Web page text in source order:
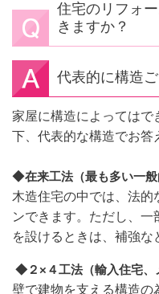
住宅のリフォ
きますか？
代表的に構造
家屋に構造によってはで
下、代表的な構造でお答
◆在来工法（最も多い一般
木造住宅の中では、法的
ンできます。ただし、
を設けるときは、補強な
◆２×４工法（輸入住宅、
壁で建物を支える構造の